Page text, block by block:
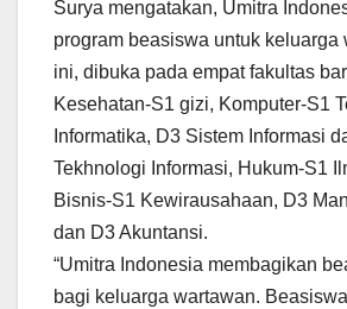
Surya mengatakan, Umitra
program beasiswa untuk keluarga
ini, dibuka pada empat fakultas
Kesehatan-S1 gizi, Komputer-S1
Informatika, D3 Sistem Informasi
Tekhnologi Informasi, Hukum-S1
Bisnis-S1 Kewirausahaan, D3
dan D3 Akuntansi.
“Umitra Indonesia membagikan
bagi keluarga wartawan.